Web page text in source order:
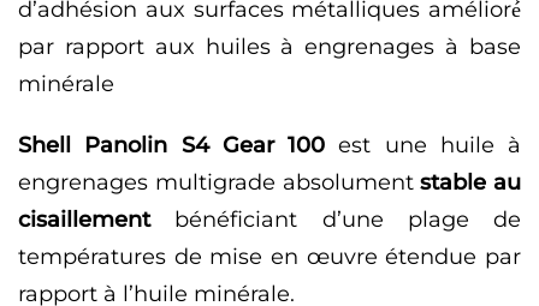
d’adhésion aux surfaces métalliques amélioré́
par rapport aux huiles à engrenages à base
minérale
Shell Panolin S4 Gear 100 est une huile à
engrenages multigrade absolumentstable au
cisaillementbénéficiant d’une plage de
températures de mise en œuvre étendue par
rapport à l’huile minérale.